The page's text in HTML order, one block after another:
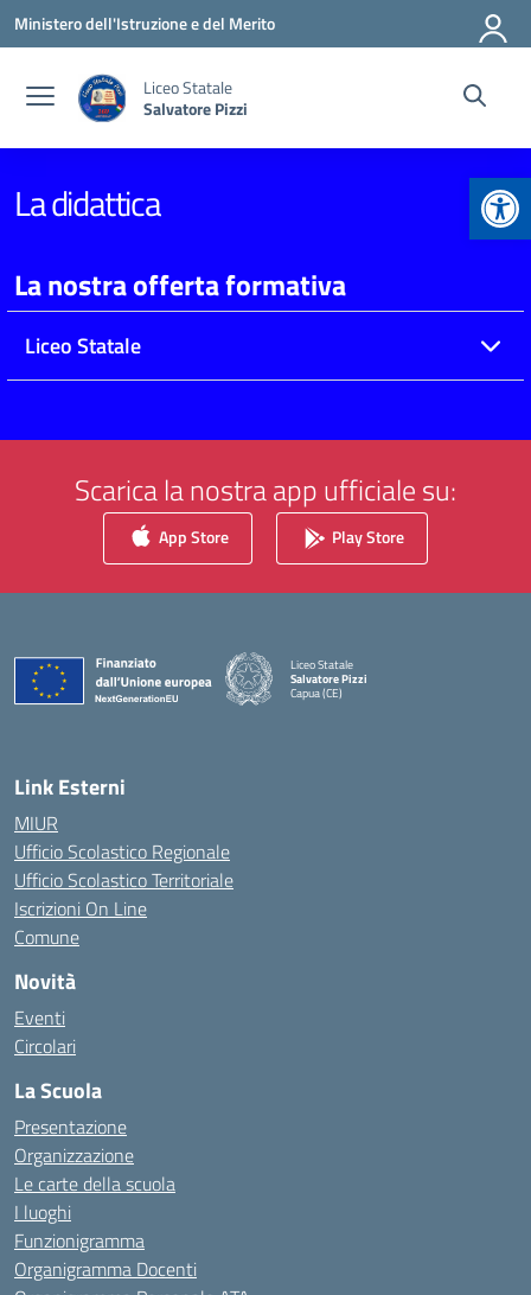
Vai ai contenuti
Vai al menu di navigazione
Vai al footer
Ministero dell'Istruzione e del Merito
Liceo Statale
Salvatore Pizzi
La didattica
La nostra offerta formativa
Liceo Statale
Scarica la nostra app ufficiale su:
App Store Play Store
Liceo Statale
Salvatore Pizzi
Capua (CE)
— Visita la pagina iniziale della scuola
Link Esterni
MIUR
Ufficio Scolastico Regionale
Ufficio Scolastico Territoriale
Iscrizioni On Line
Comune
Novità
Eventi
Circolari
La Scuola
Presentazione
Organizzazione
Le carte della scuola
I luoghi
Funzionigramma
Organigramma Docenti